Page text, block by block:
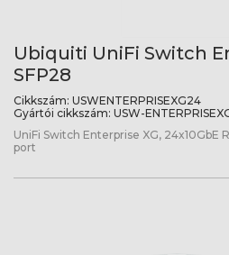
Ubiquiti UniFi Switch
SFP28
Cikkszám: USWENTERPRISEXG24
Gyártói cikkszám: USW-
UniFi Switch Enterprise XG, 24x10GbE
port